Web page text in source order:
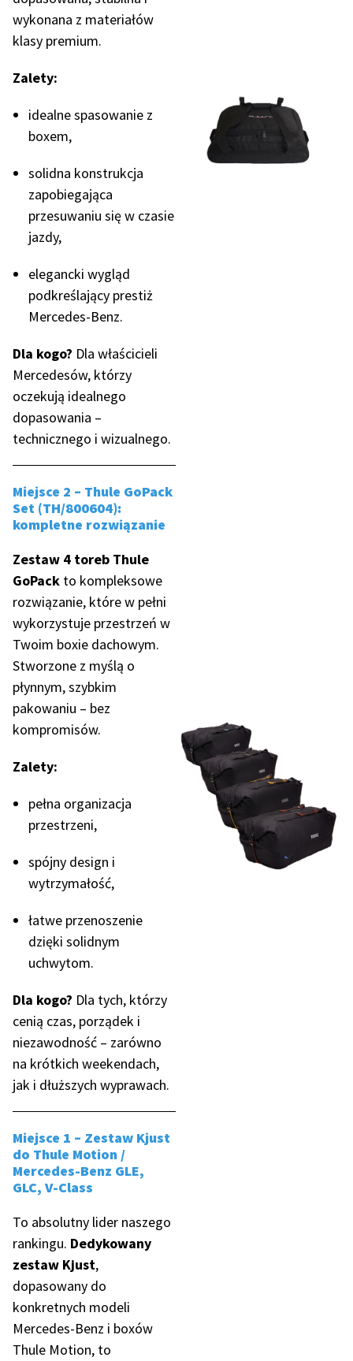
wykonana z materiałów
klasy premium.
Zalety:
idealne spasowanie z
boxem,
solidna konstrukcja
zapobiegająca
przesuwaniu się w czasie
jazdy,
elegancki wygląd
podkreślający prestiż
Mercedes-Benz.
Dla kogo? Dla właścicieli
Mercedesów, którzy
oczekują idealnego
dopasowania –
technicznego i wizualnego.
Miejsce 2 – Thule GoPack
Set (TH/800604):
kompletne rozwiązanie
Zestaw 4 toreb Thule
GoPack to kompleksowe
rozwiązanie, które w pełni
wykorzystuje przestrzeń w
Twoim boxie dachowym.
Stworzone z myślą o
płynnym, szybkim
pakowaniu – bez
kompromisów.
Zalety:
pełna organizacja
przestrzeni,
spójny design i
wytrzymałość,
łatwe przenoszenie
dzięki solidnym
uchwytom.
Dla kogo? Dla tych, którzy
cenią czas, porządek i
niezawodność – zarówno
na krótkich weekendach,
jak i dłuższych wyprawach.
Miejsce 1 – Zestaw Kjust
do Thule Motion /
Mercedes-Benz GLE,
GLC, V-Class
To absolutny lider naszego
rankingu. Dedykowany
zestaw Kjust,
dopasowany do
konkretnych modeli
Mercedes-Benz i boxów
Thule Motion, to